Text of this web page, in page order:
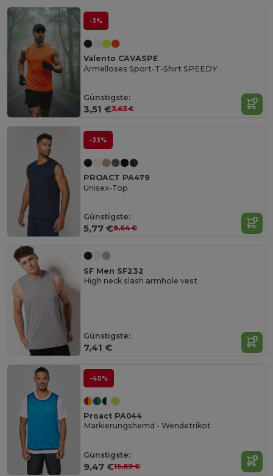
-3%
Valento CAVASPE
Ärmelloses Sport-T-Shirt SPEEDY
Günstigste:
3,51 €3,63 €
-33%
PROACT PA479
Unisex-Top
Günstigste:
5,77 €8,64 €
SF Men SF232
High neck slash armhole vest
Günstigste:
7,41 €
-40%
Proact PA044
Markierungshemd - Wendetrikot
Günstigste:
9,47 €15,89 €